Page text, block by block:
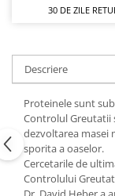
30 DE ZILE
Descriere
Proteinele sunt
Controlul Greutatii
dezvoltarea masei
sporita a oaselor.
Cercetarile de
Controlului